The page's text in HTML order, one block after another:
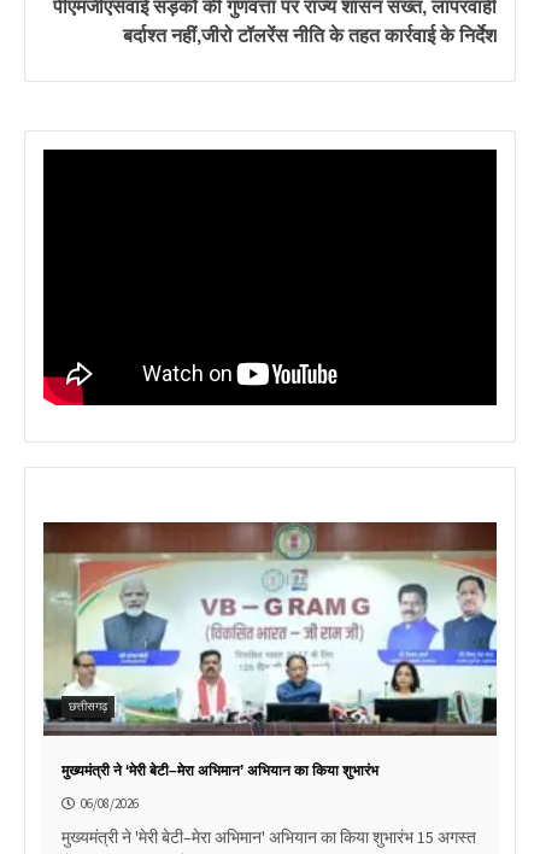
पीएमजीएसवाई सड़कों की गुणवत्ता पर राज्य शासन सख्त, लापरवाही
बर्दाश्त नहीं,जीरो टॉलरेंस नीति के तहत कार्रवाई के निर्देश
छत्तीसगढ़
मुख्यमंत्री ने ‘मेरी बेटी–मेरा अभिमान’ अभियान का किया शुभारंभ
06/08/2026
मुख्यमंत्री ने 'मेरी बेटी–मेरा अभिमान' अभियान का किया शुभारंभ 15 अगस्त